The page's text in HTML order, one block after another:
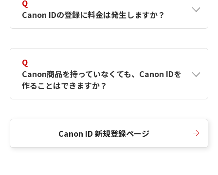
択したサービスから取得します。アカウントを
簡単に作成できるように、この情報を使用して
Canon IDの登録フォームを入力します。
Q
Canon IDの登録に料金は発生しますか？
Q
Canon商品を持っていなくても、Canon IDを
作ることはできますか？
Canon ID 新規登録ページ